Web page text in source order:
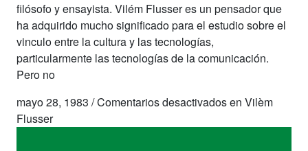
filósofo y ensayista. Vilém Flusser es un pensador que
ha adquirido mucho significado para el estudio sobre el
vinculo entre la cultura y las tecnologías,
particularmente las tecnologías de la comunicación.
Pero no
mayo 28, 1983 /Comentarios desactivadosen Vilèm
Flusser